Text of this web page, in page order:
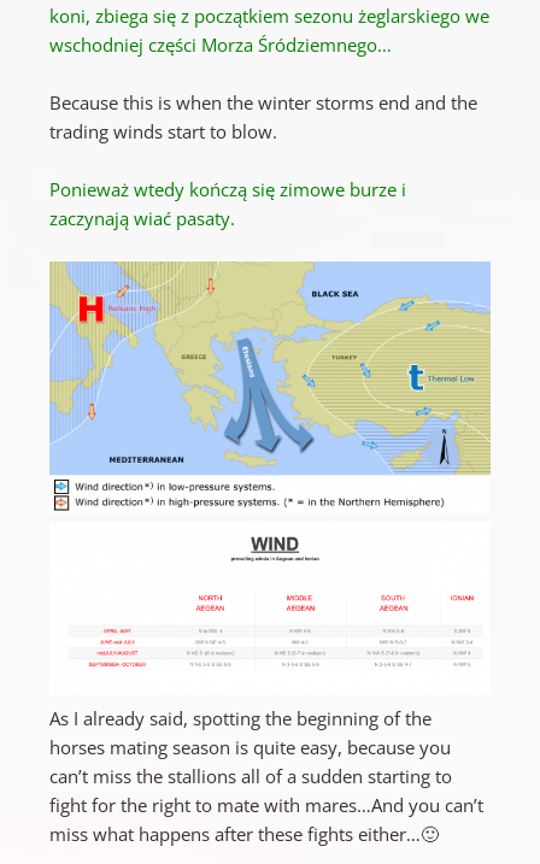
koni, zbiega się z początkiem sezonu żeglarskiego we
wschodniej części Morza Śródziemnego…
Because this is when the winter storms end and the
trading winds start to blow.
Ponieważ wtedy kończą się zimowe burze i
zaczynają wiać pasaty.
As I already said, spotting the beginning of the
horses mating season is quite easy, because you
can’t miss the stallions all of a sudden starting to
fight for the right to mate with mares…And you can’t
miss what happens after these fights either…🙂